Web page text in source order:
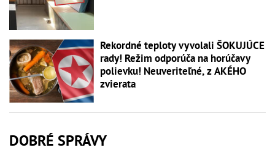
Rekordné teploty vyvolali ŠOKUJÚCE
rady! Režim odporúča na horúčavy
polievku! Neuveriteľné, z AKÉHO
zvierata
DOBRÉ SPRÁVY